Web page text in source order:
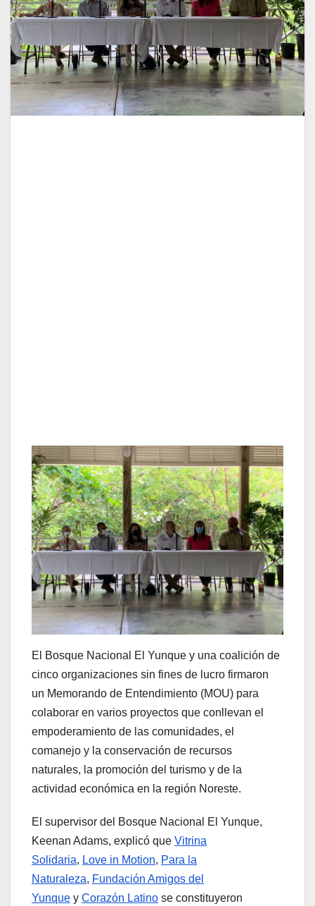
El Bosque Nacional El Yunque y una coalición de
cinco organizaciones sin fines de lucro firmaron
un Memorando de Entendimiento (MOU) para
colaborar en varios proyectos que conllevan el
empoderamiento de las comunidades, el
comanejo y la conservación de recursos
naturales, la promoción del turismo y de la
actividad económica en la región Noreste.
El supervisor del Bosque Nacional El Yunque,
Keenan Adams, explicó que Vitrina
Solidaria, Love in Motion, Para la
Naturaleza, Fundación Amigos del
Yunque y Corazón Latino se constituyeron